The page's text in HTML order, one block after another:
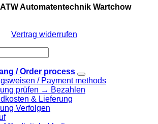
ATW Automatentechnik Wartchow
Vertrag widerrufen
/ Order process
/ Payment methods
prüfen → Bezahlen
& Lieferung
Verfolgen